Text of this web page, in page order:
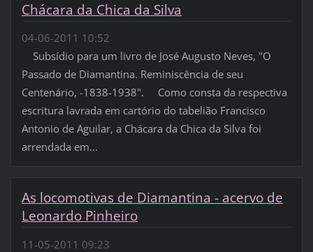
Chácara da Chica da Silva
04-06-2011 10:52
Subsídio para um livro de José Augusto Neves, "O
Passado de Diamantina. Reminiscência de seu
Centenário, -1838-1938". Como consta da respectiva
escritura lavrada em cartório do tabelião Francisco
Antonio de Aguilar, a Chácara da Chica da Silva foi
arrendada em...
As locomotivas de Diamantina - acervo de
Leonardo Pinheiro
11-05-2011 09:23